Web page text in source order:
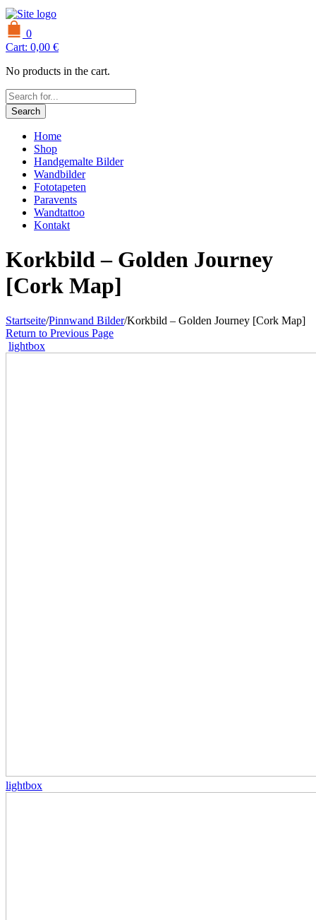
0
Cart: 0,00 €
No products in the cart.
Search
Home
Shop
Handgemalte Bilder
Wandbilder
Fototapeten
Paravents
Wandtattoo
Kontakt
Korkbild – Golden Journey
[Cork Map]
Startseite/Pinnwand Bilder/Korkbild – Golden Journey [Cork Map]
Return to Previous Page
lightbox
lightbox